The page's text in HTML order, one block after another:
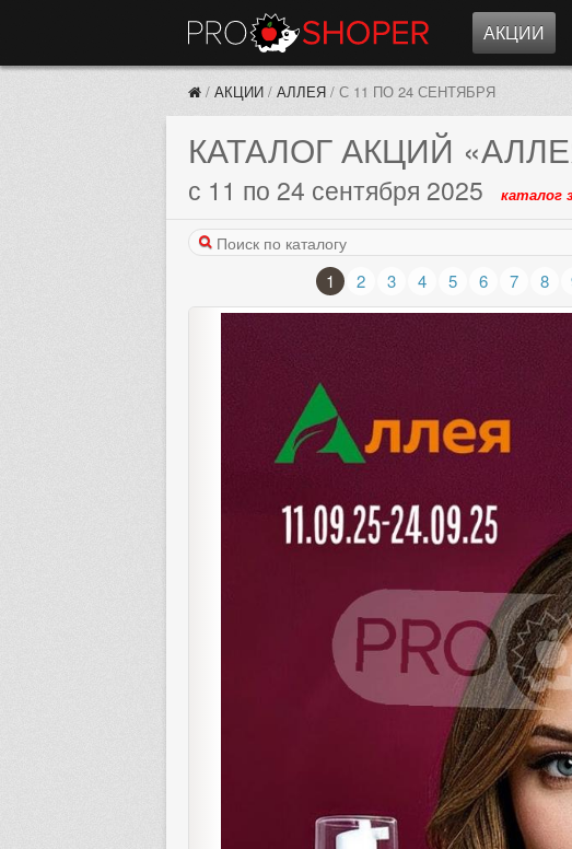
АКЦИИ
/ АКЦИИ / АЛЛЕЯ / С 11 ПО 24 СЕНТЯБРЯ
КАТАЛОГ АКЦИЙ
с 11 по 24 сентября 2025 каталог
1 2 3 4 5 6 7 8